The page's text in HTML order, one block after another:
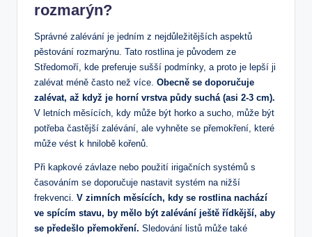
rozmarýn?
Správné zalévání je jedním z nejdůležitějších aspektů
pěstování rozmarýnu. Tato rostlina je původem ze
Středomoří, kde preferuje sušší podmínky, a proto je lepší ji
zalévat méně často než více. Obecně se doporučuje
zalévat, až když je horní vrstva půdy suchá (asi 2-3 cm).
V letních měsících, kdy může být horko a sucho, může být
potřeba častější zalévání, ale vyhněte se přemokření, které
může vést k hnilobě kořenů.
Při kapkové závlaze nebo použití irigačních systémů s
časováním se doporučuje nastavit systém na nižší
frekvenci. V zimních měsících, kdy se rostlina nachází
ve spícím stavu, by mělo být zalévání ještě řídkější, aby
se předešlo přemokření. Sledování listů může také